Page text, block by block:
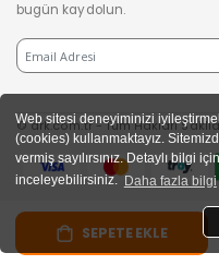
Web sitesi deneyiminizi
(cookies) kullanmaktayız.
vermiş sayılırsınız. Detaylı bilgi
inceleyebilirsiniz.Daha fazla bilgi
SEPETE EKLE
bugün kaydolun.
© drk.com.tr - Tüm Hakları